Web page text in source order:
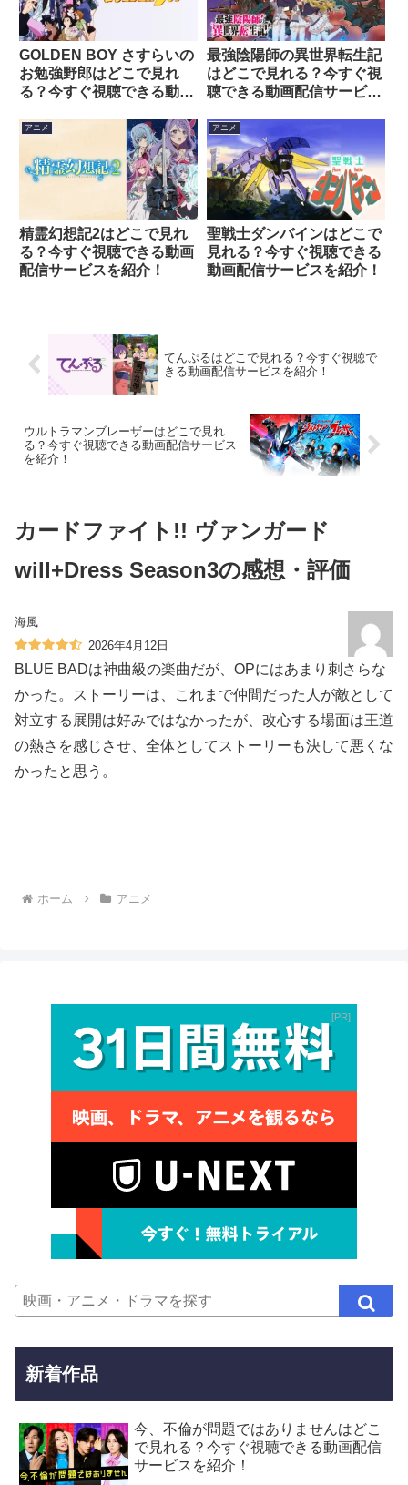
GOLDEN BOY さすらいの
お勉強野郎はどこで見れ
る？今すぐ視聴できる動画
最強陰陽師の異世界転生記
はどこで見れる？今すぐ視
聴できる動画配信サービス
アニメ
精霊幻想記2はどこで見れ
る？今すぐ視聴できる動画
配信サービスを紹介！
アニメ
聖戦士ダンバインはどこで
見れる？今すぐ視聴できる
動画配信サービスを紹介！
てんぷるはどこで見れる？今すぐ視聴で
きる動画配信サービスを紹介！
ウルトラマンブレーザーはどこで見れ
る？今すぐ視聴できる動画配信サービス
を紹介！
カードファイト!! ヴァンガード
will+Dress Season3の感想・評価
海風
2026年4月12日
BLUE BADは神曲級の楽曲だが、OPにはあまり刺さらな
かった。ストーリーは、これまで仲間だった人が敵として
対立する展開は好みではなかったが、改心する場面は王道
の熱さを感じさせ、全体としてストーリーも決して悪くな
かったと思う。
ホーム アニメ
PR
新着作品
今、不倫が問題ではありませんはどこ
で見れる？今すぐ視聴できる動画配信
サービスを紹介！